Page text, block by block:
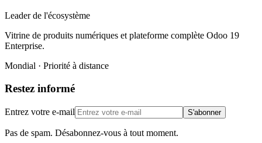
Leader de l'écosystème
Vitrine de produits numériques et plateforme complète Odoo 19
Enterprise.
Mondial · Priorité à distance
Restez informé
Entrez votre e-mail S'abonner
Pas de spam. Désabonnez-vous à tout moment.